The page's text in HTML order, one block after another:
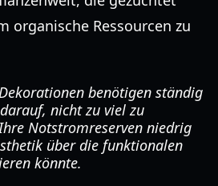
organische Ressourcen zu
benötigen ständig
nicht zu viel zu
Notstromreserven niedrig
über die funktionalen
könnte.